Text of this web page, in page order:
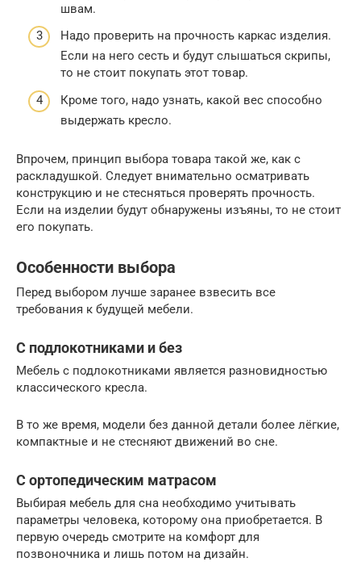
швам.
Надо проверить на прочность каркас изделия.
Если на него сесть и будут слышаться скрипы,
то не стоит покупать этот товар.
Кроме того, надо узнать, какой вес способно
выдержать кресло.
Впрочем, принцип выбора товара такой же, как с
раскладушкой. Следует внимательно осматривать
конструкцию и не стесняться проверять прочность.
Если на изделии будут обнаружены изъяны, то не стоит
его покупать.
Особенности выбора
Перед выбором лучше заранее взвесить все
требования к будущей мебели.
С подлокотниками и без
Мебель с подлокотниками является разновидностью
классического кресла.
В то же время, модели без данной детали более лёгкие,
компактные и не стесняют движений во сне.
С ортопедическим матрасом
Выбирая мебель для сна необходимо учитывать
параметры человека, которому она приобретается. В
первую очередь смотрите на комфорт для
позвоночника и лишь потом на дизайн.